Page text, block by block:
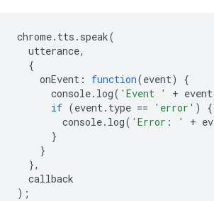
chrome. tts . speak(
utterance,
{
onEvent : function(event)
{
console. log( 'Event ' + event
if (event. type == 'error' )
{
console. log( 'Error: ' +
}
}
},
callback
);